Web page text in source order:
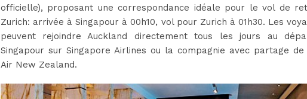
officielle), proposant une correspondance idéale pour le vol de
Zurich: arrivée à Singapour à 00h10, vol pour Zurich à 01h30. Les
peuvent rejoindre Auckland directement tous les jours au
Singapour sur Singapore Airlines ou la compagnie avec partage de
Air New Zealand.